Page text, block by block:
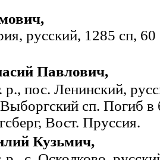
русский, 1285 сп,
Павлович,
р., пос. Ленин­ский,
сп. Погиб
Вост. Пруссия.
Кузьмич,